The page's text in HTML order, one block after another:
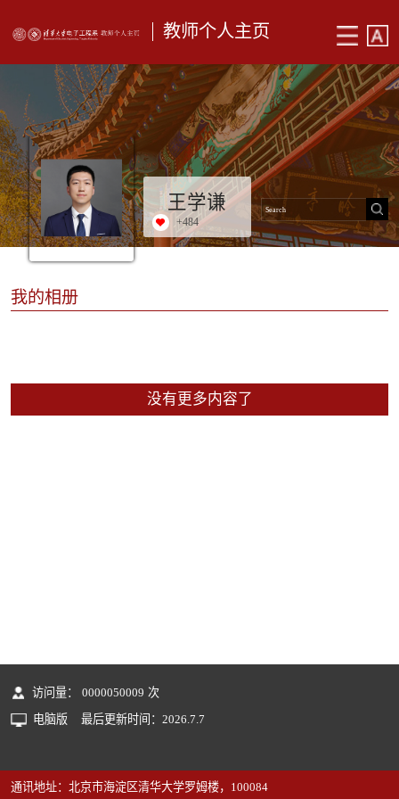
教师个人主页
王学谦
+484
我的相册
没有更多内容了
访问量： 0000050009 次
电脑版
最后更新时间： 2026 7 7
通讯地址：北京市海淀区清华大学罗姆楼，100084